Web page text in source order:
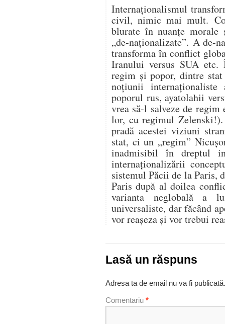
Internaționalismul
civil, nimic mai mult.
blurate în nuanțe morale
„de-naționalizate”. A de-
transforma în conflict
Iranului versus SUA etc.
regim și popor, dintre
noțiunii
poporul rus, ayatolahii
vrea să-l salveze de
lor, cu regimul
pradă acestei viziuni
stat, ci un „regim”
inadmisibil în dreptul
internaționalizării
sistemul Păcii de la Paris,
Paris după al doilea
varianta neglobală a
universaliste, dar făcând
vor reașeza și vor trebui
Lasă un răspuns
Adresa ta de email nu va fi publicată.
Comentariu *